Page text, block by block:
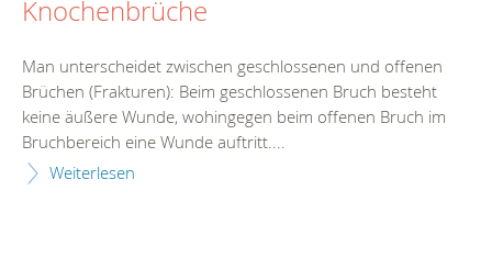
Knochenbrüche
Man unterscheidet zwischen geschlossenen und offenen
Brüchen (Frakturen): Beim geschlossenen Bruch besteht
keine äußere Wunde, wohingegen beim offenen Bruch im
Bruchbereich eine Wunde auftritt....
Weiterlesen